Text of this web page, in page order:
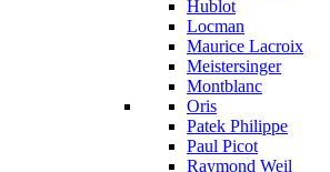
Hublot
Locman
Maurice Lacroix
Meistersinger
Montblanc
Oris
Patek Philippe
Paul Picot
Raymond Weil